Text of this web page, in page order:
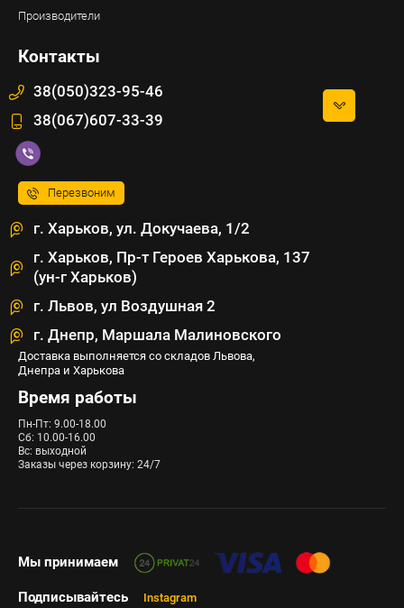
Производители
Контакты
38(050)323-95-46
38(067)607-33-39
Перезвоним
г. Харьков, ул. Докучаева, 1/2
г. Харьков, Пр-т Героев Харькова, 137
(ун-г Харьков)
г. Львов, ул Воздушная 2
г. Днепр, Маршала Малиновского
Доставка выполняется со складов Львова,
Днепра и Харькова
Время работы
Пн-Пт: 9.00-18.00
Сб: 10.00-16.00
Вс: выходной
Заказы через корзину: 24/7
Мы принимаем
Подписывайтесь Instagram